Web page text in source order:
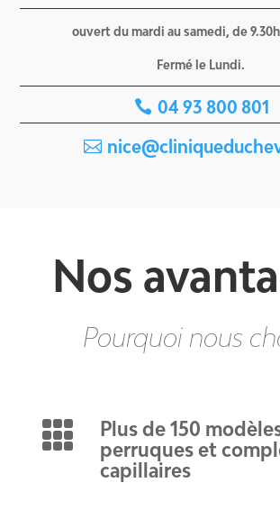
ouvert du mardi au samedi, de 9.30h
Fermé le Lundi.
04 93 800 801
Nos
Pourquoi nous

Plus de 150
perruques et
capillaires